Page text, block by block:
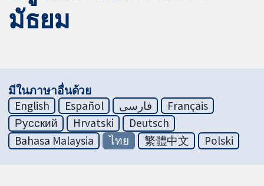
มัธยม
มีในภาษาอื่นด้วย
English
Español فارسی
Français
Русский
Hrvatski
Deutsch
Bahasa Malaysia
ไทย 繁體中文 Polski